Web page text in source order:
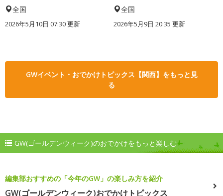
全国
2026年5月10日 07:30 更新
全国
2026年5月9日 20:35 更新
GWイベント・おでかけトピックス【関西】をもっと見
る
GW(ゴールデンウィーク)のおでかけをもっと楽しむ
編集部おすすめの「今年のGW」の楽しみ方を紹介
GW(ゴールデンウィーク)おでかけトピックス